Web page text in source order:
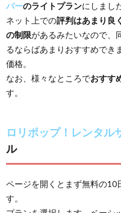
バーのライトプランにしまし
ネット上での評判はあまり良
の制限があるみたいなので、
るならばあまりおすすめでき
価格。
なお、様々なところでおすす
す。
ロリポップ！レンタル
ル
ページを開くとまず無料の10
す。